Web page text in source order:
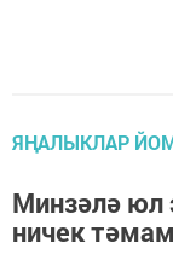
ЯҢАЛЫКЛАР
Минзәлә
ничек